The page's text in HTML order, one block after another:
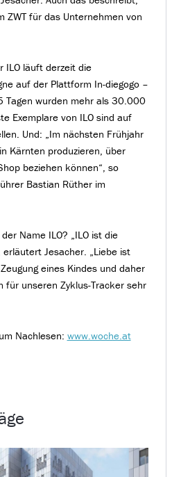
ZWT für das Unternehmen von
ILO läuft derzeit die
auf der Plattform In-diegogo –
Tagen wurden mehr als 30.000
Exemplare von ILO sind auf
Und: „Im nächsten Frühjahr
Kärnten produzieren, über
beziehen können“, so
Bastian Rüther im
Name ILO? „ILO ist die
erläutert Jesacher. „Liebe ist
eines Kindes und daher
für unseren Zyklus-Tracker sehr
Nachlesen: www.woche.at